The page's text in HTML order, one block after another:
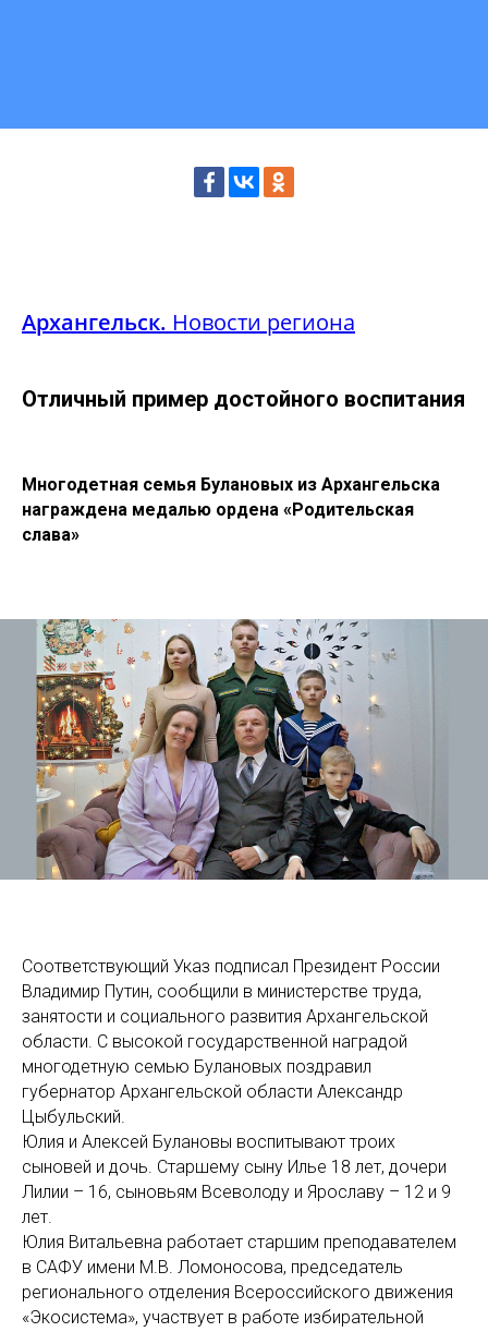
Архангельск. Новости региона
Отличный пример достойного воспитания
Многодетная семья Булановых из Архангельска
награждена медалью ордена «Родительская
слава»
Соответствующий Указ подписал Президент России
Владимир Путин, сообщили в министерстве труда,
занятости и социального развития Архангельской
области. С высокой государственной наградой
многодетную семью Булановых поздравил
губернатор Архангельской области Александр
Цыбульский.
Юлия и Алексей Булановы воспитывают троих
сыновей и дочь. Старшему сыну Илье 18 лет, дочери
Лилии – 16, сыновьям Всеволоду и Ярославу – 12 и 9
лет.
Юлия Витальевна работает старшим преподавателем
в САФУ имени М.В. Ломоносова, председатель
регионального отделения Всероссийского движения
«Экосистема», участвует в работе избирательной